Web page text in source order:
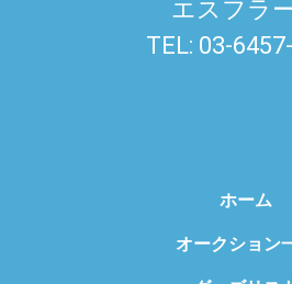
エスフラ
TEL: 03-
ホーム
オークション